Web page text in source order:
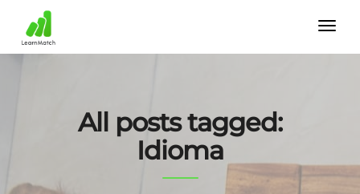
All posts tagged:
Idioma